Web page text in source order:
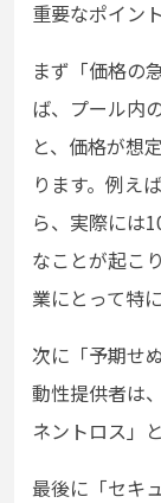
重要なポイン
まず「価格の
ば、プール内
と、価格が想
ります。例え
ら、実際には
なことが起こ
業にとって特
次に「予期せ
動性提供者は
ネントロス」
最後に「セキ